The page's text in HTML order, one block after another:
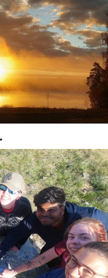
Amelie in
Adventure